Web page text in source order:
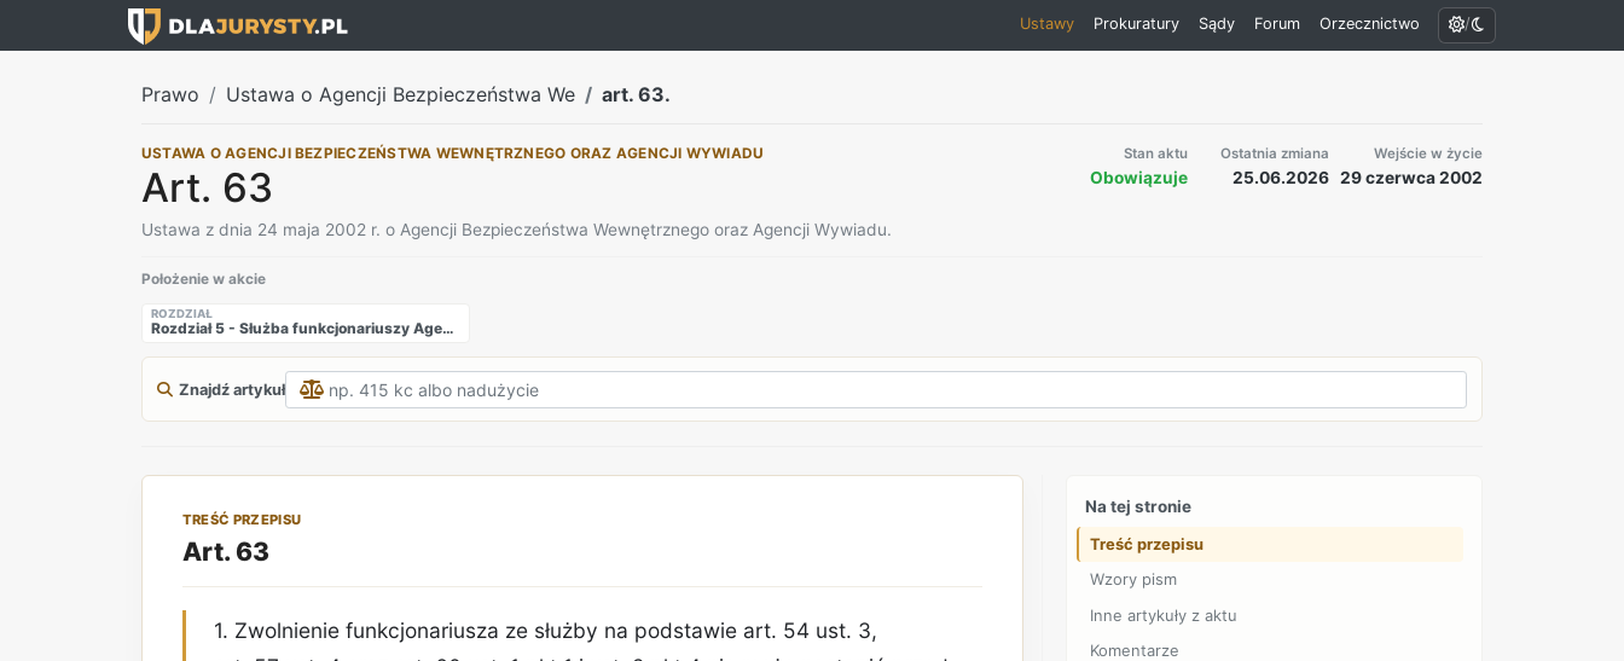
Ustawy Prokuratury Sądy Forum Orzecznictwo /
Prawo Ustawa o Agencji Bezpieczeństwa We art. 63.
USTAWA O AGENCJI BEZPIECZEŃSTWA WEWNĘTRZNEGO ORAZ AGENCJI WYWIADU
Art. 63
Ustawa z dnia 24 maja 2002 r. o Agencji Bezpieczeństwa Wewnętrznego oraz Agencji Wywiadu.
Stan aktu
Obowiązuje
Ostatnia zmiana
25.06.2026
Wejście w życie
29 czerwca 2002
Położenie w akcie
ROZDZIAŁ
Rozdział 5 - Służba funkcjonariuszy Agencji Bezpieczeństwa Wewnętrznego oraz Agencji Wywiadu
Znajdź artykuł
TREŚĆ PRZEPISU
Art. 63
1. Zwolnienie funkcjonariusza ze służby na podstawie art. 54 ust. 3,
Na tej stronie
Treść przepisu
Wzory pism
Inne artykuły z aktu
Komentarze